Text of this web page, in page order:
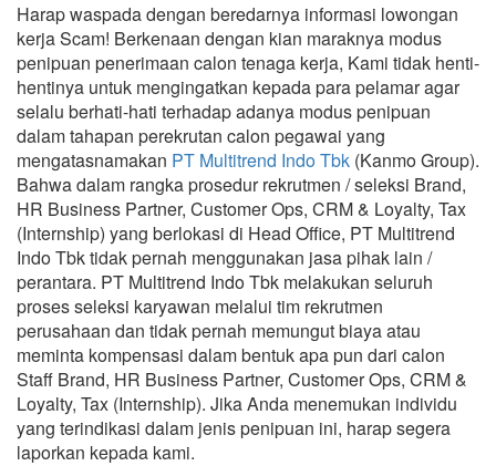
Harap waspada dengan beredarnya informasi lowongan
kerja Scam! Berkenaan dengan kian maraknya modus
penipuan penerimaan calon tenaga kerja, Kami tidak henti-
hentinya untuk mengingatkan kepada para pelamar agar
selalu berhati-hati terhadap adanya modus penipuan
dalam tahapan perekrutan calon pegawai yang
mengatasnamakan PT Multitrend Indo Tbk (Kanmo Group).
Bahwa dalam rangka prosedur rekrutmen / seleksi Brand,
HR Business Partner, Customer Ops, CRM & Loyalty, Tax
(Internship) yang berlokasi di Head Office, PT Multitrend
Indo Tbk tidak pernah menggunakan jasa pihak lain /
perantara. PT Multitrend Indo Tbk melakukan seluruh
proses seleksi karyawan melalui tim rekrutmen
perusahaan dan tidak pernah memungut biaya atau
meminta kompensasi dalam bentuk apa pun dari calon
Staff Brand, HR Business Partner, Customer Ops, CRM &
Loyalty, Tax (Internship). Jika Anda menemukan individu
yang terindikasi dalam jenis penipuan ini, harap segera
laporkan kepada kami.